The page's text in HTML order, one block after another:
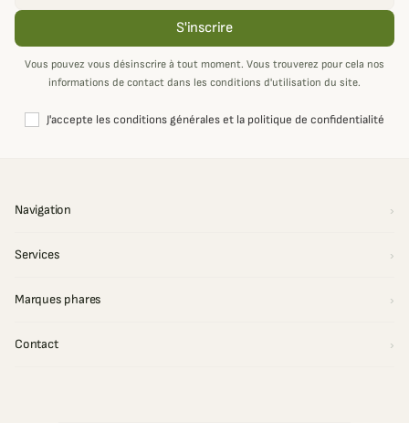
S'inscrire
Vous pouvez vous désinscrire à tout moment. Vous trouverez pour cela nos
informations de contact dans les conditions d'utilisation du site.
J'accepte les conditions générales et la politique de confidentialité
Navigation
Services
Marques phares
Contact